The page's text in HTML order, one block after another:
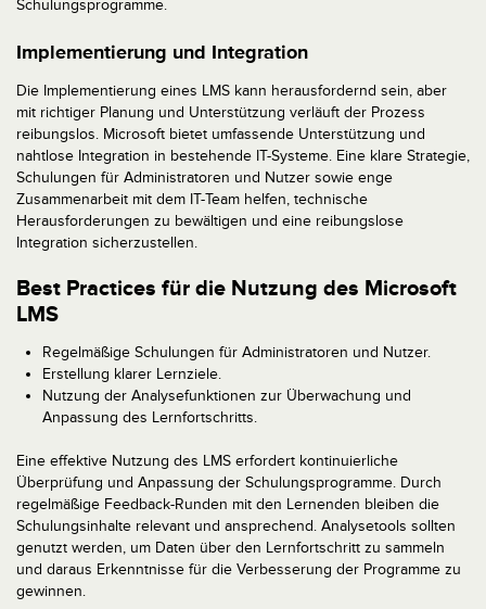
Schulungsprogramme.
Implementierung und Integration
Die Implementierung eines LMS kann herausfordernd sein, aber
mit richtiger Planung und Unterstützung verläuft der Prozess
reibungslos. Microsoft bietet umfassende Unterstützung und
nahtlose Integration in bestehende IT-Systeme. Eine klare Strategie,
Schulungen für Administratoren und Nutzer sowie enge
Zusammenarbeit mit dem IT-Team helfen, technische
Herausforderungen zu bewältigen und eine reibungslose
Integration sicherzustellen.
Best Practices für die Nutzung des Microsoft
LMS
Regelmäßige Schulungen für Administratoren und Nutzer.
Erstellung klarer Lernziele.
Nutzung der Analysefunktionen zur Überwachung und
Anpassung des Lernfortschritts.
Eine effektive Nutzung des LMS erfordert kontinuierliche
Überprüfung und Anpassung der Schulungsprogramme. Durch
regelmäßige Feedback-Runden mit den Lernenden bleiben die
Schulungsinhalte relevant und ansprechend. Analysetools sollten
genutzt werden, um Daten über den Lernfortschritt zu sammeln
und daraus Erkenntnisse für die Verbesserung der Programme zu
gewinnen.